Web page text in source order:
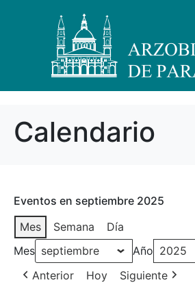
Calendario
Eventos en septiembre 2025
Mes
Semana
Día
Mes
Año
Anterior
Hoy Siguiente